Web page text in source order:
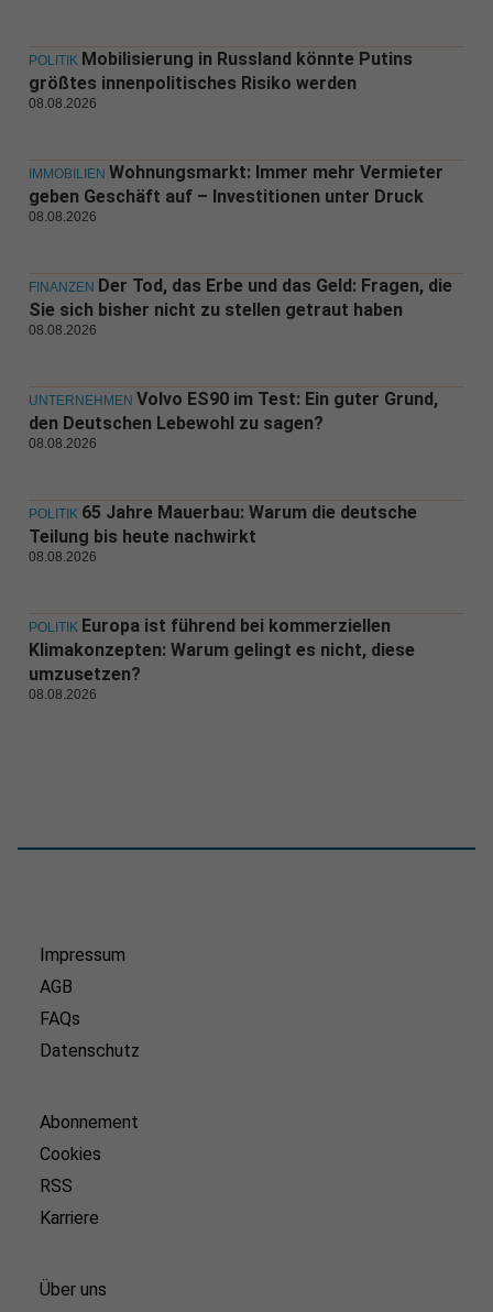
POLITIK Mobilisierung in Russland könnte Putins
größtes innenpolitisches Risiko werden
08.08.2026
IMMOBILIEN Wohnungsmarkt: Immer mehr Vermieter
geben Geschäft auf – Investitionen unter Druck
08.08.2026
FINANZEN Der Tod, das Erbe und das Geld: Fragen, die
Sie sich bisher nicht zu stellen getraut haben
08.08.2026
UNTERNEHMEN Volvo ES90 im Test: Ein guter Grund,
den Deutschen Lebewohl zu sagen?
08.08.2026
POLITIK 65 Jahre Mauerbau: Warum die deutsche
Teilung bis heute nachwirkt
08.08.2026
POLITIK Europa ist führend bei kommerziellen
Klimakonzepten: Warum gelingt es nicht, diese
umzusetzen?
08.08.2026
Impressum
AGB
FAQs
Datenschutz
Abonnement
Cookies
RSS
Karriere
Über uns